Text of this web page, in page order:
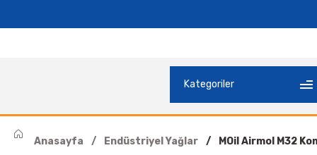
Anasayfa Endüstriyel Yağlar MOil Airmol M32